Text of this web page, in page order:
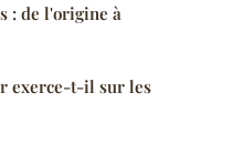
: de l'origine à
exerce-t-il sur les